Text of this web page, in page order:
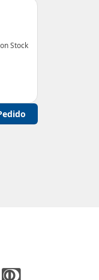
Stock